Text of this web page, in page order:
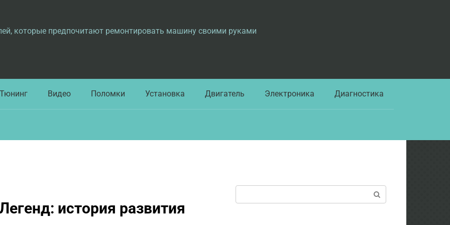
которые предпочитают ремонтировать машину своими руками
Тюнинг Видео Поломки Установка Двигатель Электроника Диагностика
история развития